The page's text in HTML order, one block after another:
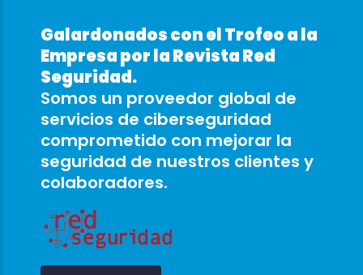
Galardonados con el Trofeo a la
Empresa por la Revista Red
Seguridad.
Somos un proveedor global de
servicios de ciberseguridad
comprometido con mejorar la
seguridad de nuestros clientes y
colaboradores.